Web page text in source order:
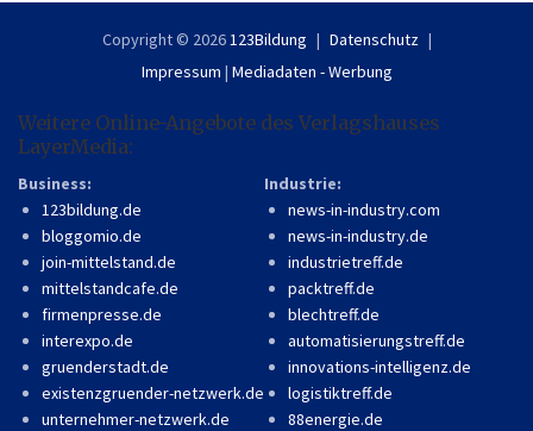
Copyright © 2026 123Bildung
Datenschutz
Impressum | Mediadaten - Werbung
Weitere Online-Angebote des Verlagshauses
LayerMedia:
Business:
123bildung.de
bloggomio.de
join-mittelstand.de
mittelstandcafe.de
firmenpresse.de
interexpo.de
gruenderstadt.de
existenzgruender-netzwerk.de
unternehmer-netzwerk.de
Industrie:
news-in-industry.com
news-in-industry.de
industrietreff.de
packtreff.de
blechtreff.de
automatisierungstreff.de
innovations-intelligenz.de
logistiktreff.de
88energie.de